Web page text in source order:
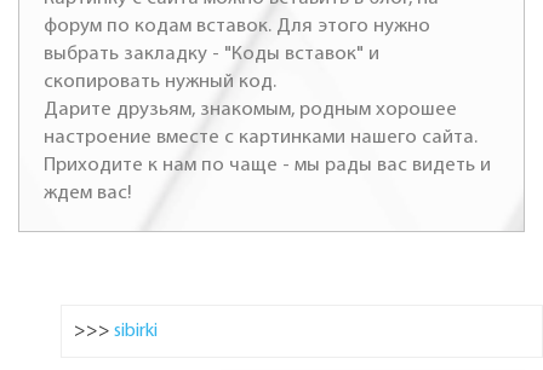
форум по кодам вставок. Для этого нужно
выбрать закладку - "Коды вставок" и
скопировать нужный код.
Дарите друзьям, знакомым, родным хорошее
настроение вместе с картинками нашего сайта.
Приходите к нам по чаще - мы рады вас видеть и
ждем вас!
>>> sibirki